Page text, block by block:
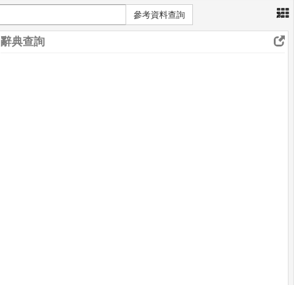
×
參考資料查詢
辭典查詢